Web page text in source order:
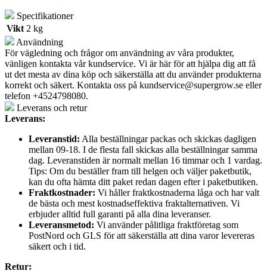
Specifikationer
Vikt 2 kg
Användning
För vägledning och frågor om användning av våra produkter,
vänligen kontakta vår kundservice. Vi är här för att hjälpa dig att få
ut det mesta av dina köp och säkerställa att du använder produkterna
korrekt och säkert. Kontakta oss på kundservice@supergrow.se eller
telefon +4524798080.
Leverans och retur
Leverans:
Leveranstid: Alla beställningar packas och skickas dagligen
mellan 09-18. I de flesta fall skickas alla beställningar samma
dag. Leveranstiden är normalt mellan 16 timmar och 1 vardag.
Tips: Om du beställer fram till helgen och väljer paketbutik,
kan du ofta hämta ditt paket redan dagen efter i paketbutiken.
Fraktkostnader: Vi håller fraktkostnaderna låga och har valt
de bästa och mest kostnadseffektiva fraktalternativen. Vi
erbjuder alltid full garanti på alla dina leveranser.
Leveransmetod: Vi använder pålitliga fraktföretag som
PostNord och GLS för att säkerställa att dina varor levereras
säkert och i tid.
Retur: